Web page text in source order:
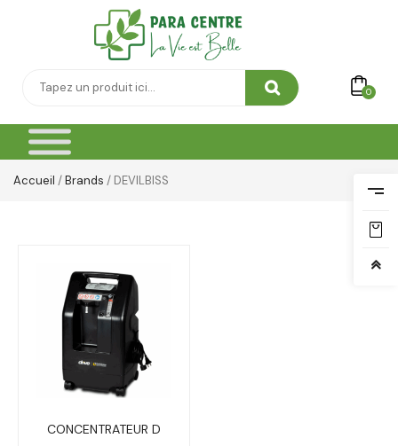
0
Accueil /Brands / DEVILBISS
CONCENTRATEUR D